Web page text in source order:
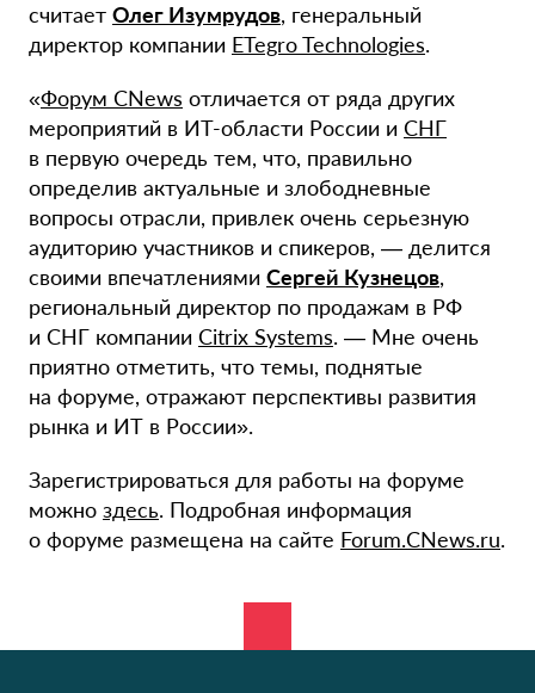
считает Олег Изумрудов, генеральный
директор компании ETegro Technologies.
«Форум CNews отличается от ряда других
мероприятий в ИТ-области России и СНГ
в первую очередь тем, что, правильно
определив актуальные и злободневные
вопросы отрасли, привлек очень серьезную
аудиторию участников и спикеров, — делится
своими впечатлениями Сергей Кузнецов,
региональный директор по продажам в РФ
и СНГ компании Citrix Systems. — Мне очень
приятно отметить, что темы, поднятые
на форуме, отражают перспективы развития
рынка и ИТ в России».
Зарегистрироваться для работы на форуме
можно здесь. Подробная информация
о форуме размещена на сайте Forum.CNews.ru.